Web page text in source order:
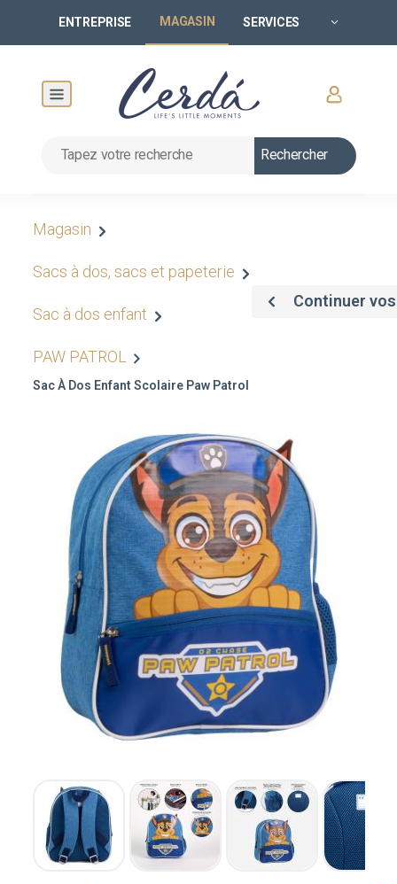
ENTREPRISE MAGASIN SERVICES
Rechercher
Magasin
Sacs à dos, sacs et papeterie
Sac à dos enfant
PAW PATROL
Sac À Dos Enfant Scolaire Paw Patrol
Continuer